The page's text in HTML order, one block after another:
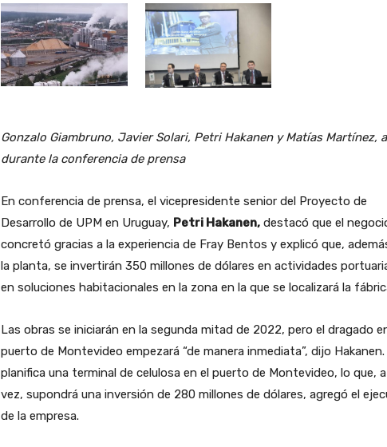
Gonzalo Giambruno, Javier Solari, Petri Hakanen y Matías Martínez,
durante la conferencia de prensa
En conferencia de prensa, el vicepresidente senior del Proyecto de
Desarrollo de UPM en Uruguay, Petri Hakanen,destacó que el
concretó gracias a la experiencia de Fray Bentos y explicó que,
la planta, se invertirán 350 millones de dólares en actividades
en soluciones habitacionales en la zona en la que se localizará la
Las obras se iniciarán en la segunda mitad de 2022, pero el dragado
puerto de Montevideo empezará “de manera inmediata”, dijo Hakanen.
planifica una terminal de celulosa en el puerto de Montevideo, lo que,
vez, supondrá una inversión de 280 millones de dólares, agregó el
de la empresa.